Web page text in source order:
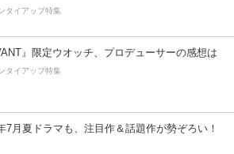
タイアップ特集
』限定ウオッチ、プロデューサーの感想は
タイアップ特集
7月夏ドラマも、注目作＆話題作が勢ぞろい！